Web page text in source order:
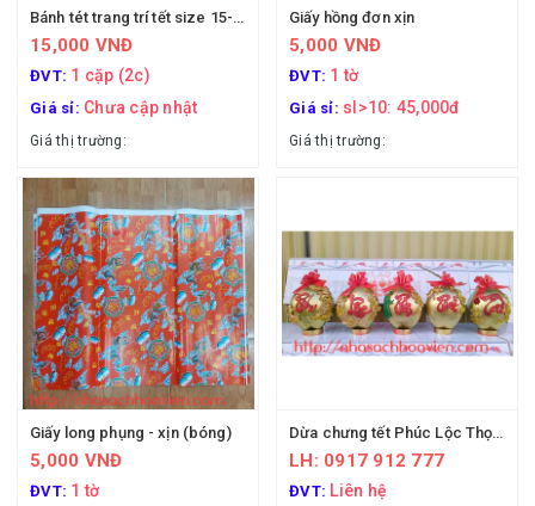
Bánh tét trang trí tết size 15-16cm
15,000 VNĐ
ĐVT: 1 cặp (2c)
Giá sỉ: Chưa cập nhật
Giá thị trường:
Giấy hồng đơn xịn
5,000 VNĐ
ĐVT: 1 tờ
Giá sỉ: sl>10: 45,000đ
Giá thị trường:
Giấy long phụng - xịn (bóng)
5,000 VNĐ
ĐVT: 1 tờ
Dừa chưng tết Phúc Lộc Thọ Phát Tài
LH: 0917 912 777
ĐVT: Liên hệ